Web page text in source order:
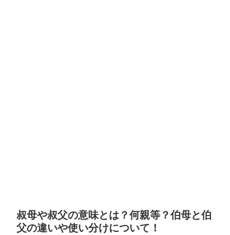
叔母や叔父の意味とは？何親等？伯母と伯
父の違いや使い分けについて！